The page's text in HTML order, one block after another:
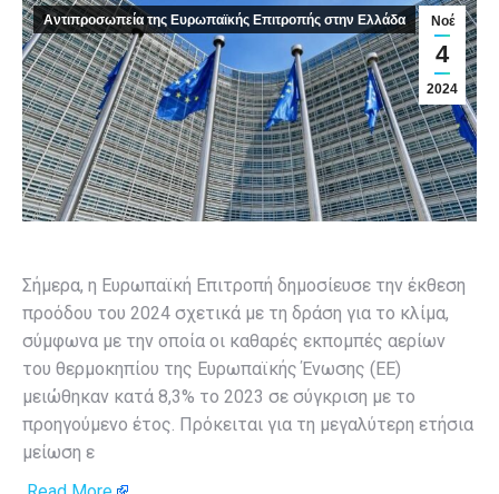
Νοέ
4
2024
Αντιπροσωπεία της Ευρωπαϊκής Επιτροπής στην Ελλάδα
Σήμερα, η Ευρωπαϊκή Επιτροπή δημοσίευσε την έκθεση
προόδου του 2024 σχετικά με τη δράση για το κλίμα,
σύμφωνα με την οποία οι καθαρές εκπομπές αερίων
του θερμοκηπίου της Ευρωπαϊκής Ένωσης (ΕΕ)
μειώθηκαν κατά 8,3% το 2023 σε σύγκριση με το
προηγούμενο έτος. Πρόκειται για τη μεγαλύτερη ετήσια
μείωση ε